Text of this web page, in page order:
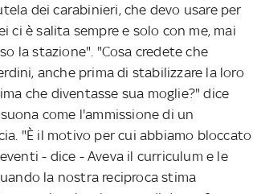
dei carabinieri, che devo usare per
ci è salita sempre e solo con me, mai
la stazione". "Cosa credete che
anche prima di stabilizzare la loro
che diventasse sua moglie?" dice
come l'ammissione di un
"È il motivo per cui abbiamo bloccato
- dice - Aveva il curriculum e le
la nostra reciproca stima